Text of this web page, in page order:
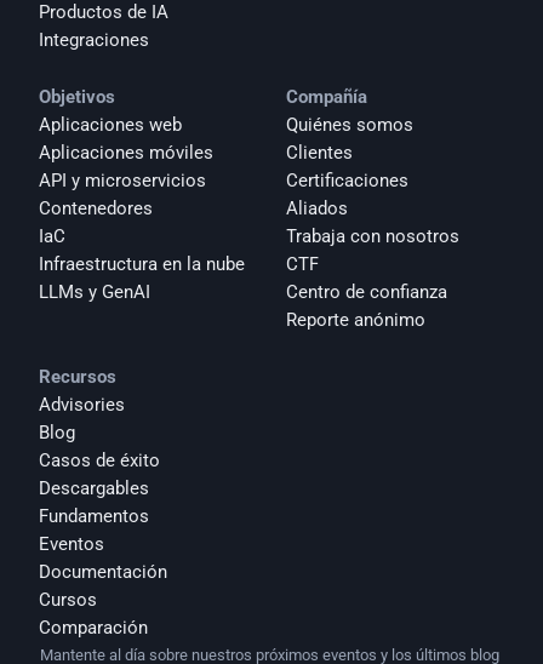
Productos de IA
Integraciones
Objetivos
Aplicaciones web
Aplicaciones móviles
API y microservicios
Contenedores
IaC
Infraestructura en la nube
LLMs y GenAI
Compañía
Quiénes somos
Clientes
Certificaciones
Aliados
Trabaja con nosotros
CTF
Centro de confianza
Reporte anónimo
Recursos
Advisories
Blog
Casos de éxito
Descargables
Fundamentos
Eventos
Documentación
Cursos
Comparación
Mantente al día sobre nuestros próximos eventos y los últimos blog